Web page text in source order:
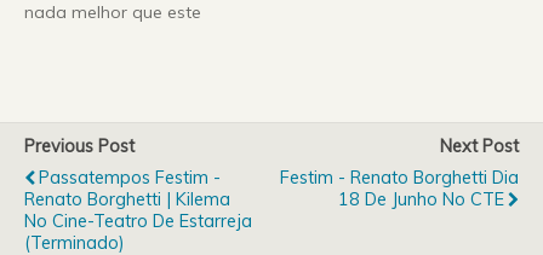
nada melhor que este
do colectivo russo Terem
Quartet, o festim –
festival intermunicipal de
músicas do mundo…
Previous Post
Passatempos Festim -
Renato Borghetti | Kilema
No Cine-Teatro De Estarreja
(Terminado)
Next Post
Festim - Renato Borghetti Dia
18 De Junho No CTE